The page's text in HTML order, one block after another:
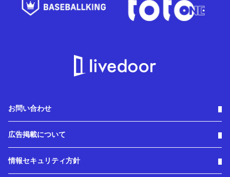
お問い合わせ
広告掲載について
情報セキュリティ方針